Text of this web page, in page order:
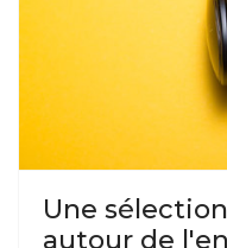
Une
autour de